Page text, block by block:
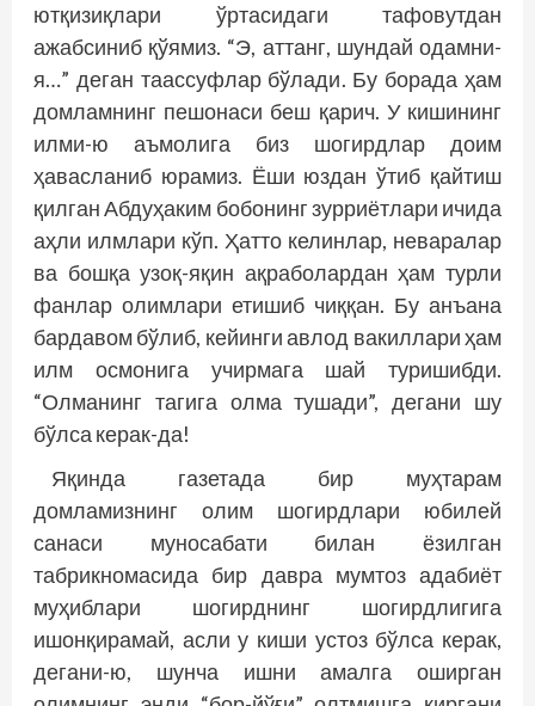
ютқизиқлари ўртасидаги тафовутдан
ажабсиниб қўямиз. “Э, аттанг, шундай одамни-
я…” деган таассуфлар бўлади. Бу борада ҳам
домламнинг пешонаси беш қарич. У кишининг
илми-ю аъмолига биз шогирдлар доим
ҳавасланиб юрамиз. Ёши юздан ўтиб қайтиш
қилган Абдуҳаким бобонинг зурриётлари ичида
аҳли илмлари кўп. Ҳатто келинлар, неваралар
ва бошқа узоқ-яқин ақраболардан ҳам турли
фанлар олимлари етишиб чиққан. Бу анъана
бардавом бўлиб, кейинги авлод вакиллари ҳам
илм осмонига учирмага шай туришибди.
“Олманинг тагига олма тушади”, дегани шу
бўлса керак-да!
Яқинда газетада бир муҳтарам
домламизнинг олим шогирдлари юбилей
санаси муносабати билан ёзилган
табрикномасида бир давра мумтоз адабиёт
муҳиблари шогирднинг шогирдлигига
ишонқирамай, асли у киши устоз бўлса керак,
дегани-ю, шунча ишни амалга оширган